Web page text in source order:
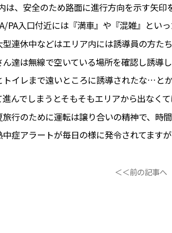
は、安全のため路面に進行方向を示す矢印
PA入口付近には『満車』や『混雑』とい
型連休中などはエリア内には誘導員の方た
達は無線で空いている場所を確認し誘導し
トイレまで遠いところに誘導されたな…と
んでしまうとそもそもエリアから出なく
旅行のために運転は譲り合いの精神で、時
中症アラートが毎日の様に発令されてます
＜＜前の記事へ